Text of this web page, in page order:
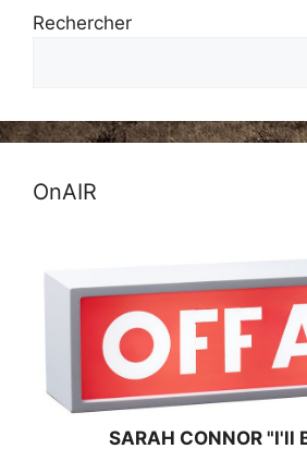
Rechercher
OnAIR
SARAH CONNOR "I'll